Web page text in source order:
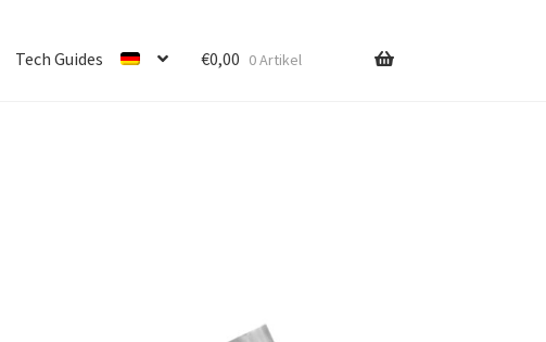
Tech Guides €0,00 0 Artikel